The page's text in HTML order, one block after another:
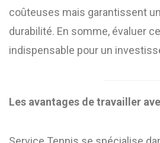
coûteuses mais garantissent
durabilité. En somme, évaluer
indispensable pour un
Les avantages de travailler